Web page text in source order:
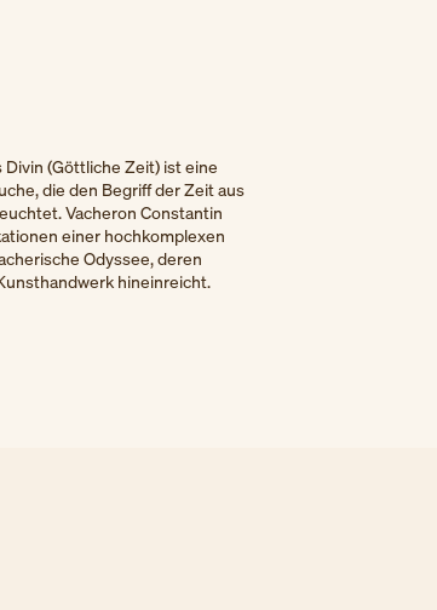
(Göttliche Zeit) ist eine
die den Begriff der Zeit aus
Vacheron Constantin
einer hochkomplexen
Odyssee, deren
hineinreicht.